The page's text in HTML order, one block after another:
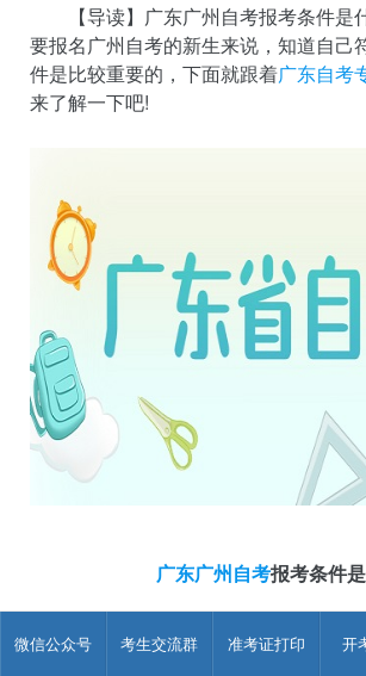
微信公众号 考生交流群 准考证打印 开
【导读】广东广州自考报考条件是
要报名广州自考的新生来说，知道自己
件是比较重要的，下面就跟着广东自考
来了解一下吧!
广东广州自考报考条件
坚持四项基本原则，热爱祖国，遵纪守法，